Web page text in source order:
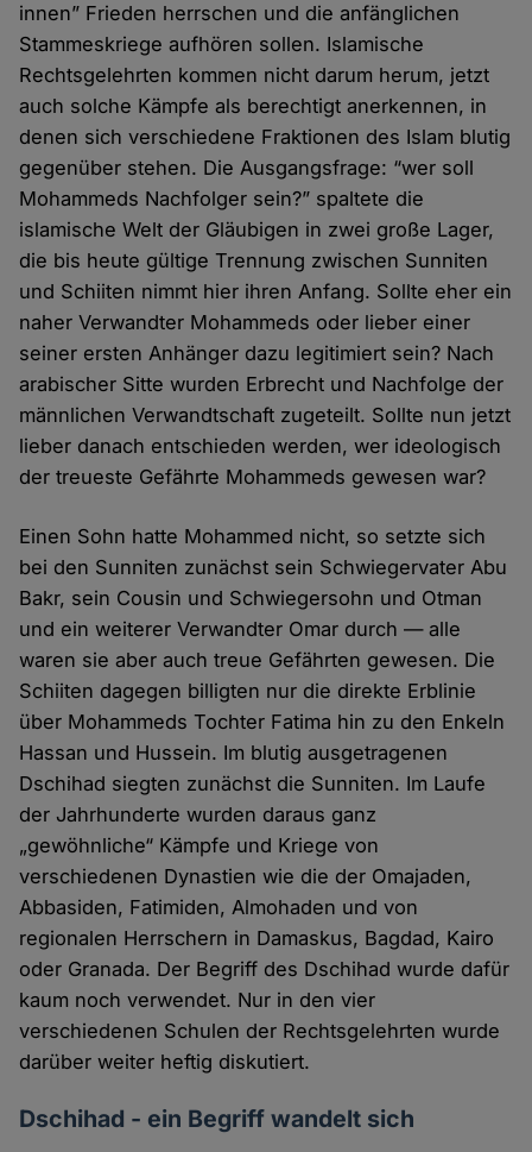
innen” Frieden herrschen und die anfänglichen
Stammeskriege aufhören sollen. Islamische
Rechtsgelehrten kommen nicht darum herum, jetzt
auch solche Kämpfe als berechtigt anerkennen, in
denen sich verschiedene Fraktionen des Islam blutig
gegenüber stehen. Die Ausgangsfrage: “wer soll
Mohammeds Nachfolger sein?” spaltete die
islamische Welt der Gläubigen in zwei große Lager,
die bis heute gültige Trennung zwischen Sunniten
und Schiiten nimmt hier ihren Anfang. Sollte eher ein
naher Verwandter Mohammeds oder lieber einer
seiner ersten Anhänger dazu legitimiert sein? Nach
arabischer Sitte wurden Erbrecht und Nachfolge der
männlichen Verwandtschaft zugeteilt. Sollte nun jetzt
lieber danach entschieden werden, wer ideologisch
der treueste Gefährte Mohammeds gewesen war?
Einen Sohn hatte Mohammed nicht, so setzte sich
bei den Sunniten zunächst sein Schwiegervater Abu
Bakr, sein Cousin und Schwiegersohn und Otman
und ein weiterer Verwandter Omar durch — alle
waren sie aber auch treue Gefährten gewesen. Die
Schiiten dagegen billigten nur die direkte Erblinie
über Mohammeds Tochter Fatima hin zu den Enkeln
Hassan und Hussein. Im blutig ausgetragenen
Dschihad siegten zunächst die Sunniten. Im Laufe
der Jahrhunderte wurden daraus ganz
„gewöhnliche“ Kämpfe und Kriege von
verschiedenen Dynastien wie die der Omajaden,
Abbasiden, Fatimiden, Almohaden und von
regionalen Herrschern in Damaskus, Bagdad, Kairo
oder Granada. Der Begriff des Dschihad wurde dafür
kaum noch verwendet. Nur in den vier
verschiedenen Schulen der Rechtsgelehrten wurde
darüber weiter heftig diskutiert.
Dschihad - ein Begriff wandelt sich